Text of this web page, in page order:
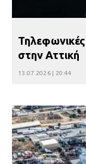
στην Αττική
13.07.2026 | 20:44